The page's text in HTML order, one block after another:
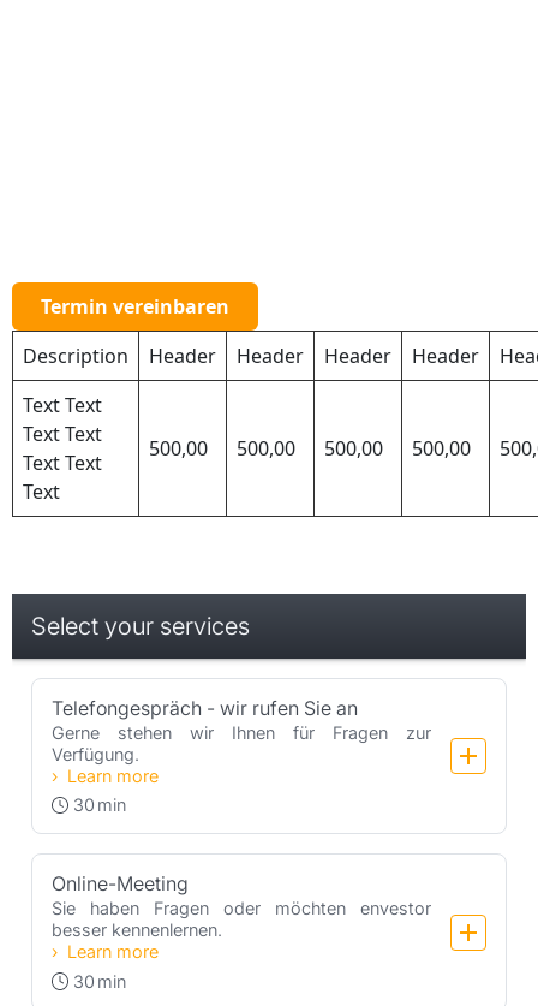
Termin vereinbaren
Description
Header Header Header Header
Text Text
Text Text
Text Text
Text
500,00 500,00 500,00 500,00